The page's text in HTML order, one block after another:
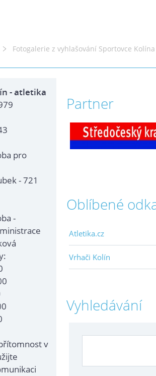
Fotogalerie z vyhlašování Sportovce
- atletika
pro
- 721
-
v
Partner
Oblíbené
Atletika.cz
Vrhači Kolín
Vyhledávání